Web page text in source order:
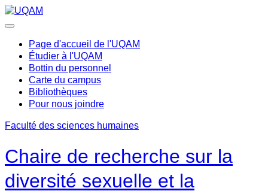
Passer
au
Page d'accueil de l'UQAM
Étudier à l'UQAM
Bottin du personnel
Carte du campus
Bibliothèques
Pour nous joindre
Faculté des sciences humaines
Chaire de recherche sur la
diversité sexuelle et la